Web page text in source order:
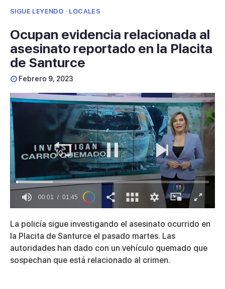
SIGUE LEYENDO · LOCALES
Ocupan evidencia relacionada al
asesinato reportado en la Placita
de Santurce
Febrero 9, 2023
of
1
minute,
seconds
00:01 01:45
La policía sigue investigando el asesinato ocurrido en
la Placita de Santurce el pasado martes. Las
autoridades han dado con un vehículo quemado que
sospechan que está relacionado al crimen.